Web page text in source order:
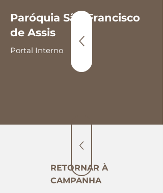
Paróquia São Francisco
de Assis
Portal Interno
RETORNAR À
CAMPANHA